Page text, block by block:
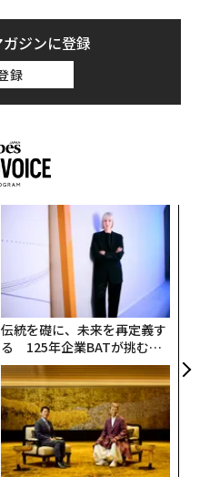
によると、4月13日に行
イベントにソニー・イン
ジョン・コラーが出席
プレステVRの実演を行っ
体感させる
ジンに登録
録
伝統を礎に、未来を再定義す
る 125年企業BATが挑むス
モークレスな未来